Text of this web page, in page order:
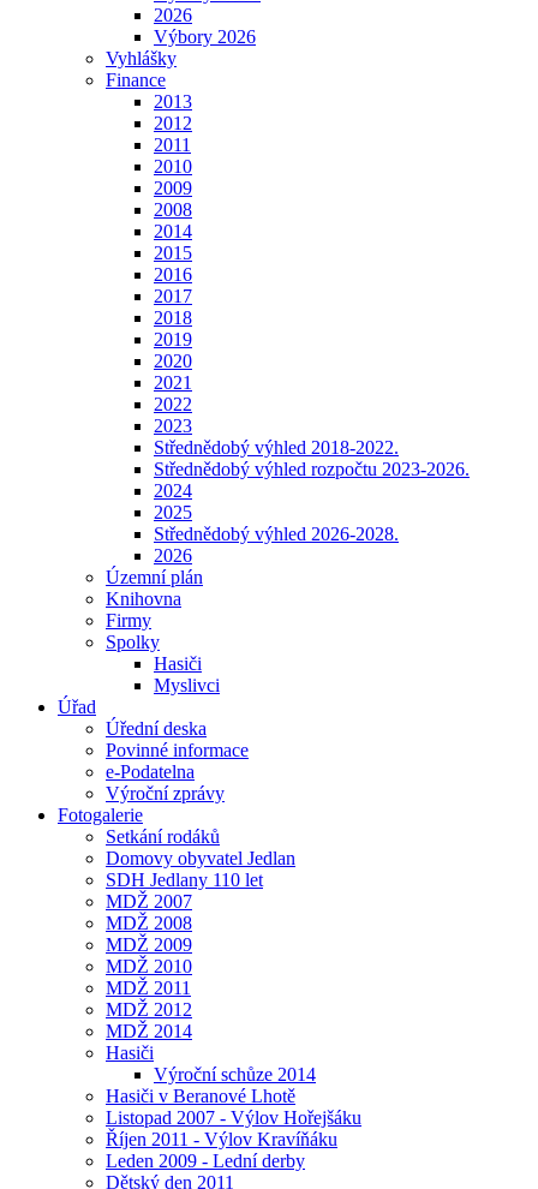
2026
Výbory 2026
Vyhlášky
Finance
2013
2012
2011
2010
2009
2008
2014
2015
2016
2017
2018
2019
2020
2021
2022
2023
Střednědobý výhled 2018-2022.
Střednědobý výhled rozpočtu 2023-2026.
2024
2025
Střednědobý výhled 2026-2028.
2026
Územní plán
Knihovna
Firmy
Spolky
Hasiči
Myslivci
Úřad
Úřední deska
Povinné informace
e-Podatelna
Výroční zprávy
Fotogalerie
Setkání rodáků
Domovy obyvatel Jedlan
SDH Jedlany 110 let
MDŽ 2007
MDŽ 2008
MDŽ 2009
MDŽ 2010
MDŽ 2011
MDŽ 2012
MDŽ 2014
Hasiči
Výroční schůze 2014
Hasiči v Beranové Lhotě
Listopad 2007 - Výlov Hořejšáku
Říjen 2011 - Výlov Kravíňáku
Leden 2009 - Lední derby
Dětský den 2011